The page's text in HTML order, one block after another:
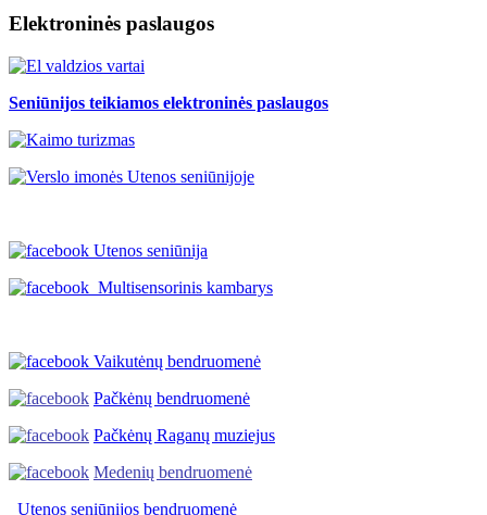
Elektroninės paslaugos
Seniūnijos teikiamos elektroninės paslaugos
Utenos seniūnija
Multisensorinis kambarys
Vaikutėnų bendruomenė
Pačkėnų bendruomenė
Pačkėnų Raganų muziejus
Medenių bendruomenė
Utenos seniūnijos bendruomenė